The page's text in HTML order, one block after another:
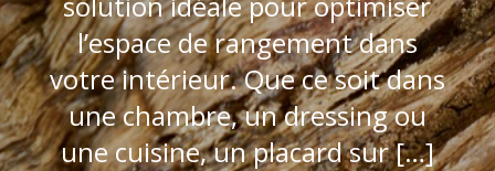
l’espace de rangement dans
votre intérieur. Que ce soit dans
une chambre, un dressing ou
une cuisine, un placard sur […]